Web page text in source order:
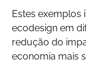
Estes exemplos
ecodesign em
redução do
economia mais